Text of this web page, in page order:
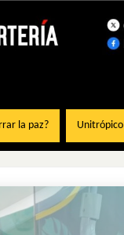
la paz? Unitrópico